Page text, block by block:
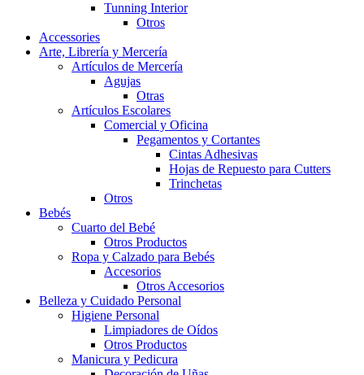
Tunning Interior
Otros
Accessories
Arte, Librería y Mercería
Artículos de Mercería
Agujas
Otras
Artículos Escolares
Comercial y Oficina
Pegamentos y Cortantes
Cintas Adhesivas
Hojas de Repuesto para Cutters
Trinchetas
Otros
Bebés
Cuarto del Bebé
Otros Productos
Ropa y Calzado para Bebés
Accesorios
Otros Accesorios
Belleza y Cuidado Personal
Higiene Personal
Limpiadores de Oídos
Otros Productos
Manicura y Pedicura